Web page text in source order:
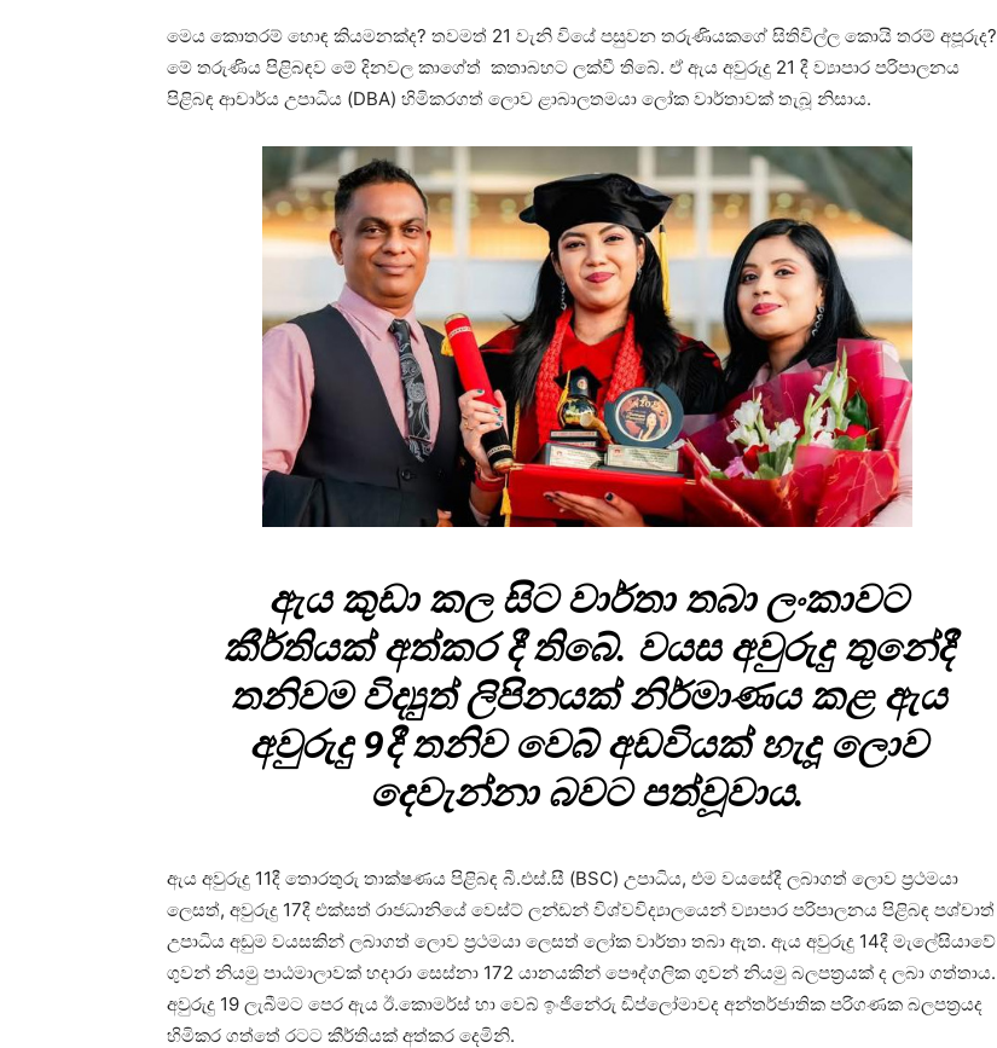
මෙය කොතරම් හොඳ කියමනක්ද? තවමත් 21 වැනි වියේ පසුවන තරුණියකගේ සිතිවිල්ල කොයි තරම් අපූරුද?
මේ තරුණිය පිළිබඳව මේ දිනවල කාගේත් කතාබහට ලක්වී තිබේ. ඒ ඇය අවුරුදු 21 දී ව්‍යාපාර පරිපාලනය
පිළිබඳ ආචාර්ය උපාධිය (DBA) හිමිකරගත් ලොව ළාබාලතමයා ලෝක වාර්තාවක් තැබූ නිසාය.
ඇය කුඩා කල සිට වාර්තා තබා ලංකාවට
කීර්තියක් අත්කර දී තිබේ. වයස අවුරුදු තුනේදී
තනිවම විද්‍යුත් ලිපිනයක් නිර්මාණය කළ ඇය
අවුරුදු 9දී තනිව වෙබ් අඩවියක් හැදූ ලොව
දෙවැන්නා බවට පත්වූවාය.
ඇය අවුරුදු 11දී තොරතුරු තාක්ෂණය පිළිබඳ බී.එස්.සී (BSC) උපාධිය, එම වයසේදී ලබාගත් ලොව ප්‍රථමයා
ලෙසත්, අවුරුදු 17දී එක්සත් රාජධානියේ වෙස්ට් ලන්ඩන් විශ්වවිද්‍යාලයෙන් ව්‍යාපාර පරිපාලනය පිළිබඳ පශ්චාත්
උපාධිය අඩුම වයසකින් ලබාගත් ලොව ප්‍රථමයා ලෙසත් ලෝක වාර්තා තබා ඇත. ඇය අවුරුදු 14දී මැලේසියාවේ
ගුවන් නියමු පාඨමාලාවක් හදාරා සෙස්නා 172 යානයකින් පෞද්ගලික ගුවන් නියමු බලපත්‍රයක් ද ලබා ගත්තාය.
අවුරුදු 19 ලැබීමට පෙර ඇය ඊ.කොමර්ස් හා වෙබ් ඉංජිනේරු ඩිප්ලෝමාවද අන්තර්ජාතික පරිගණක බලපත්‍රයද
හිමිකර ගත්තේ රටට කීර්තියක් අත්කර දෙමිනි.